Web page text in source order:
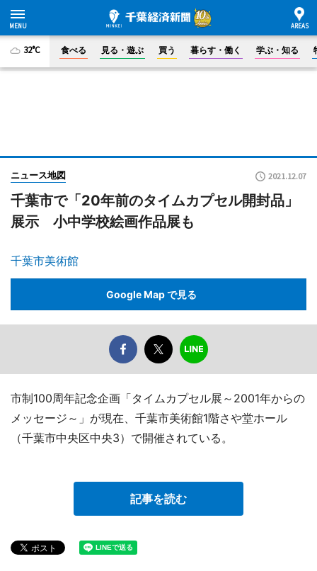
32°C 食べる 見る・遊ぶ 買う 暮らす・働く 学ぶ・知る
ニュース地図 2021.12.07
千葉市で「20年前のタイムカプセル開封品」
展示 小中学校絵画作品展も
千葉市美術館
Google Map で見る
市制100周年記念企画「タイムカプセル展～2001年からの
メッセージ～」が現在、千葉市美術館1階さや堂ホール
（千葉市中央区中央3）で開催されている。
記事を読む